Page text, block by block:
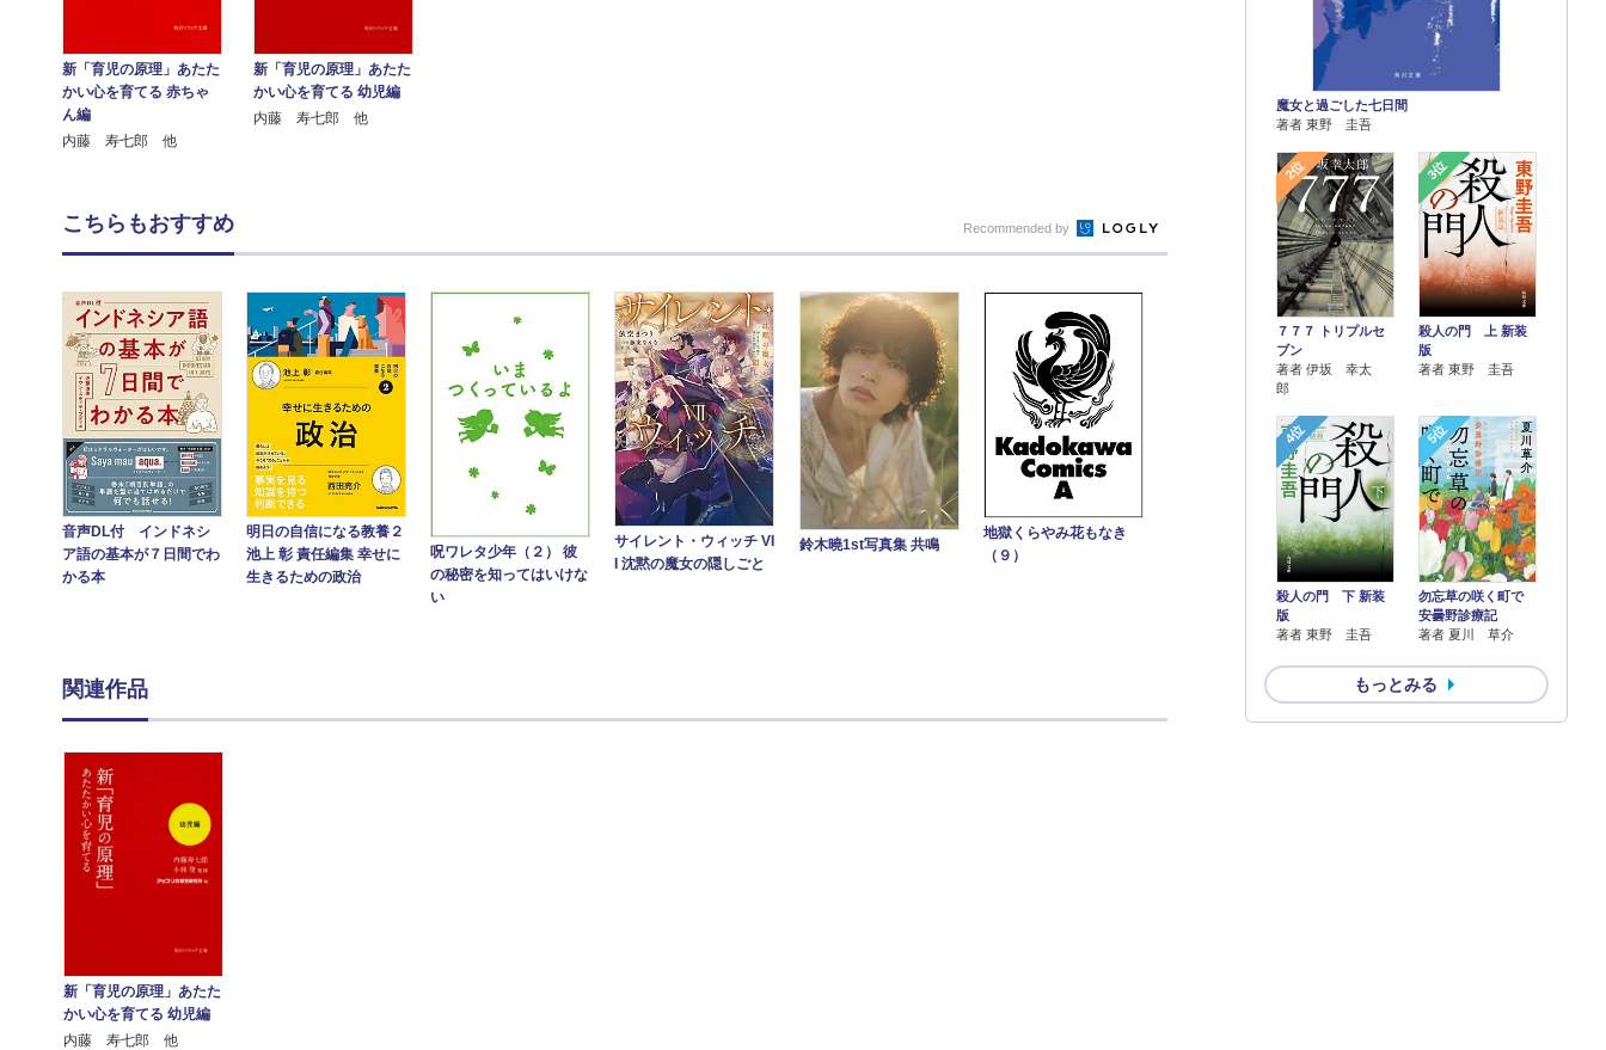
新「育児の原理」あたた
かい心を育てる 赤ちゃ
ん編
内藤 寿七郎 他
新「育児の原理」あたた
かい心を育てる 幼児編
内藤 寿七郎 他
魔女と過ごした七日間
著者 東野 圭吾
2位
７７７ トリプルセ
ブン
著者 伊坂 幸太
郎
3位
殺人の門 上 新装
版
著者 東野 圭吾
4位
殺人の門 下 新装
版
著者 東野 圭吾
5位
勿忘草の咲く町で
安曇野診療記
著者 夏川 草介
もっとみる
こちらもおすすめ Recommended by
音声DL付 インドネシ
ア語の基本が７日間でわ
かる本
明日の自信になる教養２
池上 彰 責任編集 幸せに
生きるための政治
呪ワレタ少年（２） 彼
の秘密を知ってはいけな
い
サイレント・ウィッチ VI
I 沈黙の魔女の隠しごと
鈴木曉1st写真集 共鳴
地獄くらやみ花もなき
（９）
関連作品
新「育児の原理」あたた
かい心を育てる 幼児編
内藤 寿七郎 他